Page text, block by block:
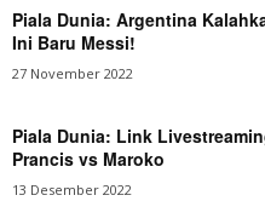
Piala Dunia: Argentina
Ini Baru Messi!
27 November 2022
Piala Dunia: Link
Prancis vs Maroko
13 Desember 2022